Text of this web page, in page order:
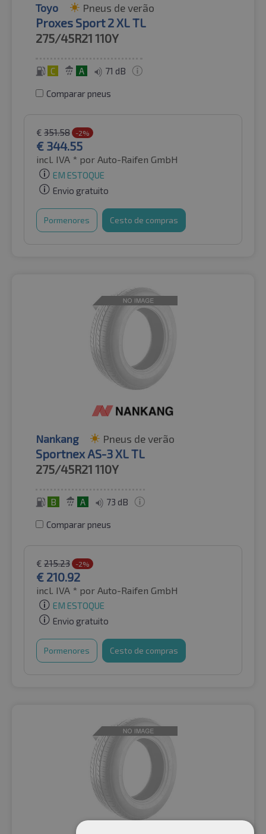
Toyo Pneus de verão
Proxes Sport 2 XL TL
275/45R21 110Y
C A 71 dB
Comparar pneus
€ 351.58 -2%
€ 344.55
incl. IVA * por Auto-Raifen GmbH
EM ESTOQUE
Envio gratuito
Pormenores Cesto de compras
Nankang Pneus de verão
Sportnex AS-3 XL TL
275/45R21 110Y
B A 73 dB
Comparar pneus
€ 215.23 -2%
€ 210.92
incl. IVA * por Auto-Raifen GmbH
EM ESTOQUE
Envio gratuito
Pormenores Cesto de compras